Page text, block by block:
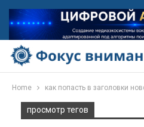
Home как попасть в заголовки
просмотр тегов